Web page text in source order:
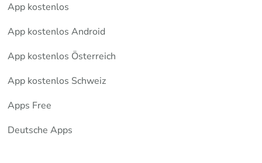
App kostenlos
App kostenlos Android
App kostenlos Österreich
App kostenlos Schweiz
Apps Free
Deutsche Apps